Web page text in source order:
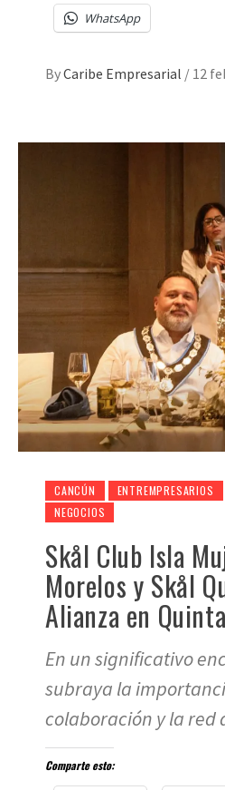
WhatsApp
ByCaribe Empresarial / 12
CANCÚN ENTREMPRESARIOS
NEGOCIOS
Skål Club Isla
Morelos y Skål
Alianza en
En un significativo
subraya la
colaboración y la red
Comparte esto: